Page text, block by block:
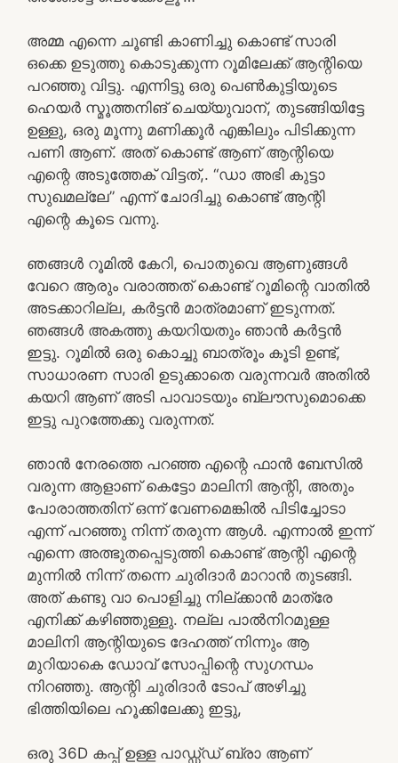
അമ്മ എന്നെ ചൂണ്ടി കാണിച്ചു കൊണ്ട് സാരി
ഒക്കെ ഉടുത്തു കൊടുക്കുന്ന റൂമിലേക്ക് ആന്റിയെ
പറഞ്ഞു വിട്ടു. എന്നിട്ടു ഒരു പെൺകുട്ടിയുടെ
ഹെയർ സ്മൂത്തനിങ് ചെയ്യുവാന്, തുടങ്ങിയിട്ടേ
ഉള്ളു, ഒരു മൂന്നു മണിക്കൂർ എങ്കിലും പിടിക്കുന്ന
പണി ആണ്. അത് കൊണ്ട് ആണ് ആന്റിയെ
എന്റെ അടുത്തേക് വിട്ടത്,. “ഡാ അഭി കുട്ടാ
സുഖമല്ലേ” എന്ന് ചോദിച്ചു കൊണ്ട് ആന്റി
എന്റെ കൂടെ വന്നു.
ഞങ്ങൾ റൂമിൽ കേറി, പൊതുവെ ആണുങ്ങൾ
വേറെ ആരും വരാത്തത് കൊണ്ട് റൂമിന്റെ വാതിൽ
അടക്കാറില്ല, കർട്ടൻ മാത്രമാണ് ഇടുന്നത്.
ഞങ്ങൾ അകത്തു കയറിയതും ഞാൻ കർട്ടൻ
ഇട്ടു. റൂമിൽ ഒരു കൊച്ചു ബാത്രൂം കൂടി ഉണ്ട്,
സാധാരണ സാരി ഉടുക്കാതെ വരുന്നവർ അതിൽ
കയറി ആണ് അടി പാവാടയും ബ്ലൗസുമൊക്കെ
ഇട്ടു പുറത്തേക്കു വരുന്നത്.
ഞാൻ നേരത്തെ പറഞ്ഞ എന്റെ ഫാൻ ബേസിൽ
വരുന്ന ആളാണ് കെട്ടോ മാലിനി ആന്റി, അതും
പോരാത്തതിന് ഒന്ന് വേണമെങ്കിൽ പിടിച്ചോടാ
എന്ന് പറഞ്ഞു നിന്ന് തരുന്ന ആൾ. എന്നാൽ ഇന്ന്
എന്നെ അത്ഭുതപ്പെടുത്തി കൊണ്ട് ആന്റി എന്റെ
മുന്നിൽ നിന്ന് തന്നെ ചുരിദാർ മാറാൻ തുടങ്ങി.
അത് കണ്ടു വാ പൊളിച്ചു നില്ക്കാൻ മാത്രേ
എനിക്ക് കഴിഞ്ഞുള്ളു. നല്ല പാൽനിറമുള്ള
മാലിനി ആന്റിയുടെ ദേഹത്ത് നിന്നും ആ
മുറിയാകെ ഡോവ് സോപ്പിന്റെ സുഗന്ധം
നിറഞ്ഞു. ആന്റി ചുരിദാർ ടോപ് അഴിച്ചു
ഭിത്തിയിലെ ഹൂക്കിലേക്കു ഇട്ടു,
ഒരു 36D കപ്പ് ഉള്ള പാഡ്ഡ്ഡ് ബ്രാ ആണ്